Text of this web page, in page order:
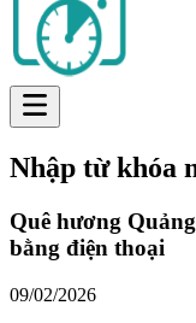
Nhập từ khóa
Quê hương
bằng điện thoại
09/02/2026